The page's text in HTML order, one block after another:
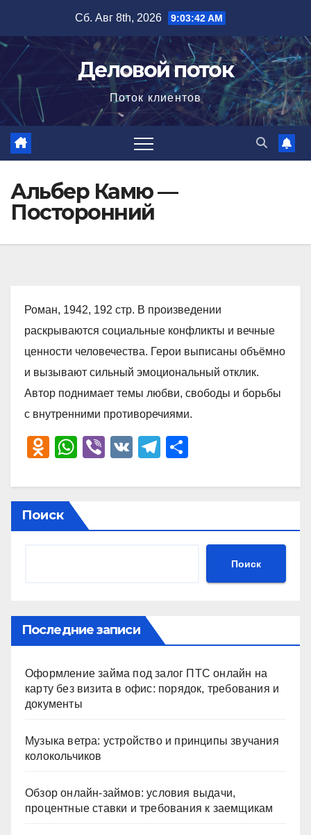
содержимому
Сб. Авг 8th, 2026 9:03:43 AM
Деловой поток
Поток клиентов
Альбер Камю —
Посторонний
Роман, 1942, 192 стр. В произведении
раскрываются социальные конфликты и вечные
ценности человечества. Герои выписаны объёмно
и вызывают сильный эмоциональный отклик.
Автор поднимает темы любви, свободы и борьбы
с внутренними противоречиями.
O
n
o
kl
ki
W
at
s
A
Vi
er
V
T
e
a
р
в
ть
Поиск
Поиск
Последние записи
Оформление займа под залог ПТС онлайн на
карту без визита в офис: порядок, требования и
документы
Музыка ветра: устройство и принципы звучания
колокольчиков
Обзор онлайн-займов: условия выдачи,
процентные ставки и требования к заемщикам